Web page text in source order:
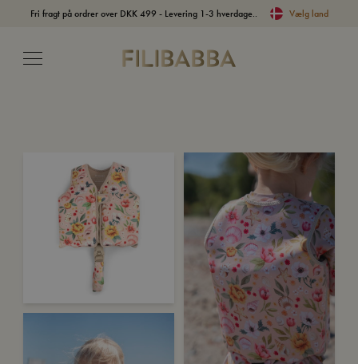
Fri fragt på ordrer over DKK 499 - Levering 1-3 hverdage.. Vælg land